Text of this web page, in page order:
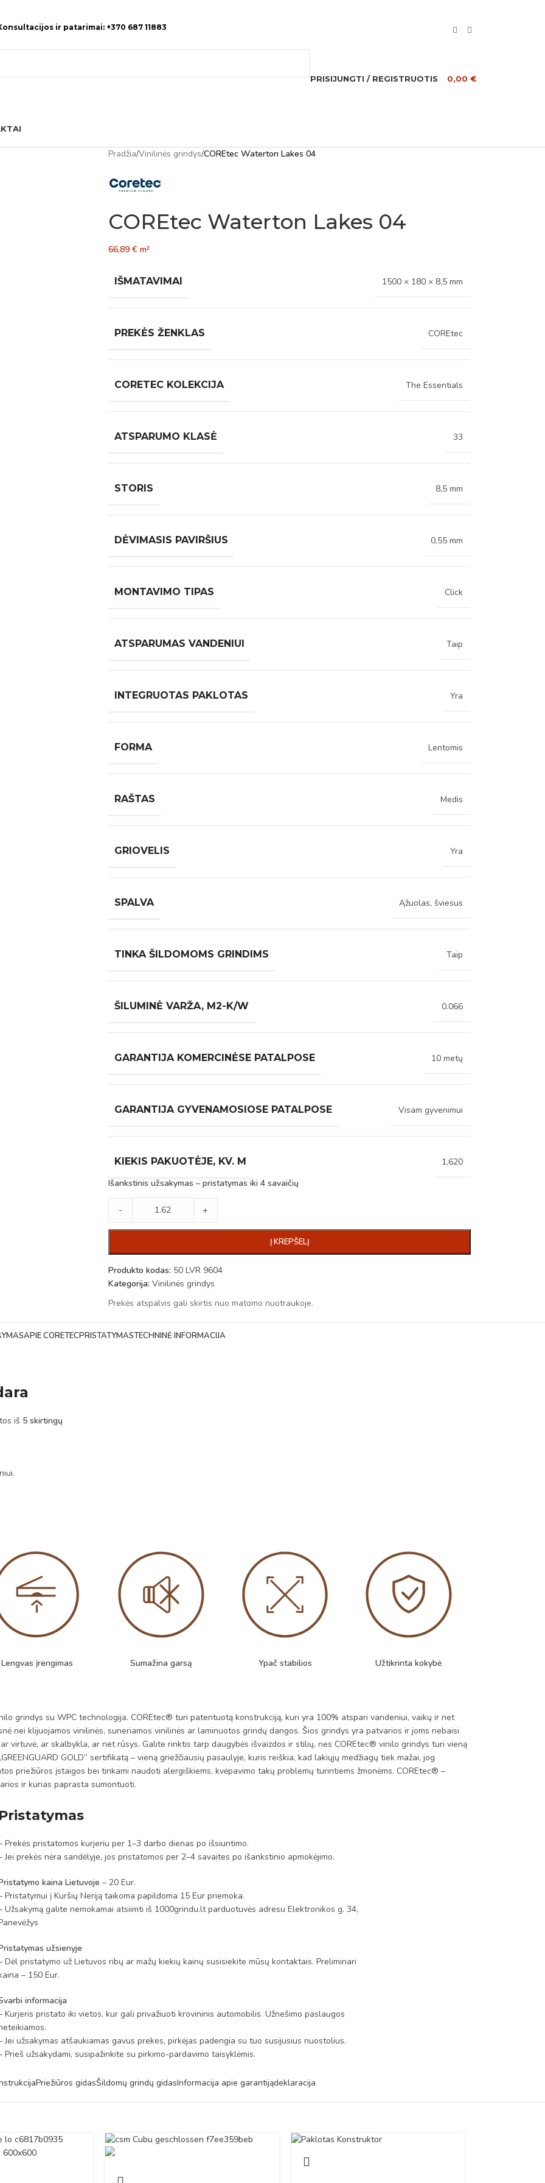
ir patarimai: +370 687 11883
PRISIJUNGTI / REGISTRUOTIS 0,00 €
Pradžia/Vinilinės grindys/COREtec Waterton Lakes 04
COREtec Waterton Lakes 04
66,89 € m²
IŠMATAVIMAI 1500 × 180 × 8,5 mm
PREKĖS ŽENKLAS COREtec
CORETEC KOLEKCIJA The Essentials
ATSPARUMO KLASĖ 33
STORIS 8,5 mm
DĖVIMASIS PAVIRŠIUS 0,55 mm
MONTAVIMO TIPAS Click
ATSPARUMAS VANDENIUI Taip
INTEGRUOTAS PAKLOTAS Yra
FORMA Lentomis
RAŠTAS Medis
GRIOVELIS Yra
SPALVA Ąžuolas, šviesus
TINKA ŠILDOMOMS GRINDIMS Taip
ŠILUMINĖ VARŽA, M2-K/W 0.066
GARANTIJA KOMERCINĖSE PATALPOSE 10 metų
GARANTIJA GYVENAMOSIOSE PATALPOSE Visam gyvenimui
KIEKIS PAKUOTĖJE, KV. M
1,620
Išankstinis užsakymas – pristatymas iki 4 savaičių
- +
Į KREPŠELĮ
Produkto kodas: 50 LVR 9604
Kategorija: Vinilinės grindys
Prekės atspalvis gali skirtis nuo matomo nuotraukoje.
APIE CORETECPRISTATYMASTECHNINĖ INFORMACIJA
iš 5 skirtingų
Lengvas įrengimas Sumažina garsą Ypač stabilios Užtikrinta kokybė
grindys su WPC technologija. COREtec® turi patentuotą konstrukciją, kuri yra 100% atspari vandeniui, vaikų ir net
nei klijuojamos vinilinės, suneriamos vinilinės ar laminuotos grindų dangos. Šios grindys yra patvarios ir joms nebaisi
virtuvė, ar skalbykla, ar net rūsys. Galite rinktis tarp daugybės išvaizdos ir stilių, nes COREtec® vinilo grindys turi vieną
GOLD” sertifikatą – vieną griežčiausių pasaulyje, kuris reiškia, kad lakiųjų medžiagų tiek mažai, jog
priežiūros įstaigos bei tinkami naudoti alergiškiems, kvėpavimo takų problemų turintiems žmonėms. COREtec® –
ir kurias paprasta sumontuoti.
Prekės pristatomos kurjeriu per 1–3 darbo dienas po išsiuntimo.
Jei prekės nėra sandėlyje, jos pristatomos per 2–4 savaites po išankstinio apmokėjimo.
kaina Lietuvoje – 20 Eur.
Pristatymui į Kuršių Neriją taikoma papildoma 15 Eur priemoka.
Užsakymą galite nemokamai atsiimti iš 1000grindu.lt parduotuvės adresu Elektronikos g. 34,
užsienyje
Dėl pristatymo už Lietuvos ribų ar mažų kiekių kainų susisiekite mūsų kontaktais. Preliminari
– 150 Eur.
informacija
Kurjeris pristato iki vietos, kur gali privažiuoti krovininis automobilis. Užnešimo paslaugos
Jei užsakymas atšaukiamas gavus prekes, pirkėjas padengia su tuo susijusius nuostolius.
Prieš užsakydami, susipažinkite su pirkimo-pardavimo taisyklėmis.
Priežiūros gidasŠildomų grindų gidasInformacija apie garantijądeklaracija